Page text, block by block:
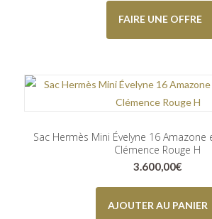
FAIRE UNE OFFRE
Sac Hermès Mini Évelyne 16 Amazone
Clémence Rouge H
3.600,00€
AJOUTER AU PANIER